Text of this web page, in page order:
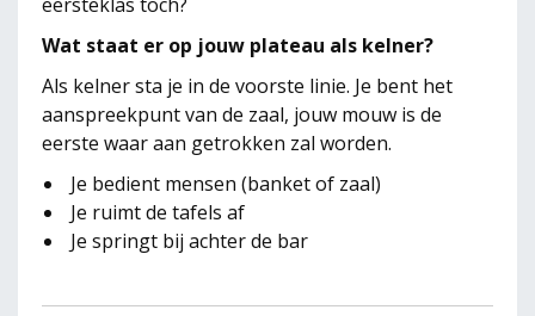
Wat staat er op jouw plateau als kelner?
Als kelner sta je in de voorste linie. Je bent het
aanspreekpunt van de zaal, jouw mouw is de
eerste waar aan getrokken zal worden.
Je bedient mensen (banket of zaal)
Je ruimt de tafels af
Je springt bij achter de bar